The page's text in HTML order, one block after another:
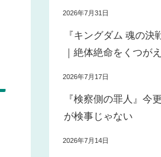
2026年7月31日
『キングダム 魂の
｜絶体絶命をくつが
2026年7月17日
『検察側の罪人』今
が検事じゃない
2026年7月14日